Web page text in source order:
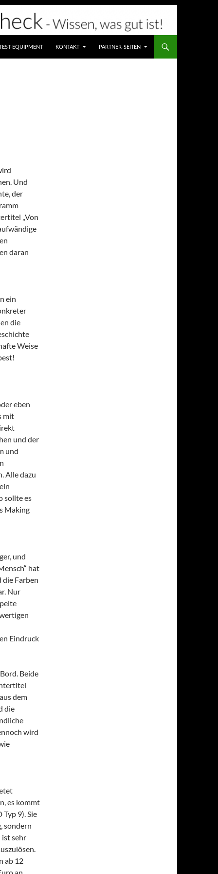
EQUIPMENT KONTAKT PARTNER-SEITEN
Und
der
„Von
daran
ein
die
Weise
eben
mit
und der
und
Alle dazu
sollte es
Making
und
hat
die Farben
Nur
Eindruck
Beide
dem
die
wird
es kommt
9). Sie
sondern
ist sehr
ab 12